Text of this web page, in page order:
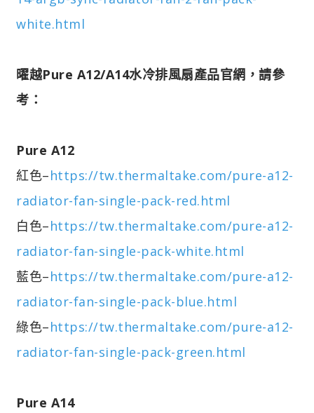
white.html
曜越Pure A12/A14水冷排風扇產品官網，請參
考：
Pure A12
紅色–https://tw.thermaltake.com/pure-a12-
radiator-fan-single-pack-red.html
白色–https://tw.thermaltake.com/pure-a12-
radiator-fan-single-pack-white.html
藍色–https://tw.thermaltake.com/pure-a12-
radiator-fan-single-pack-blue.html
綠色–https://tw.thermaltake.com/pure-a12-
radiator-fan-single-pack-green.html
Pure A14